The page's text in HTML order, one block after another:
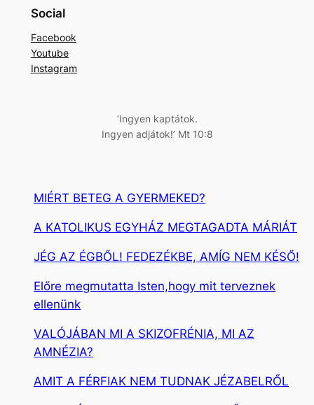
e
e
s
Social
Facebook
Youtube
Instagram
‘Ingyen kaptátok.
Ingyen adjátok!’ Mt 10:8
MIÉRT BETEG A GYERMEKED?
A KATOLIKUS EGYHÁZ MEGTAGADTA MÁRIÁT
JÉG AZ ÉGBŐL! FEDEZÉKBE, AMÍG NEM KÉSŐ!
Előre megmutatta Isten,hogy mit terveznek
ellenünk
VALÓJÁBAN MI A SKIZOFRÉNIA, MI AZ
AMNÉZIA?
AMIT A FÉRFIAK NEM TUDNAK JÉZABELRŐL